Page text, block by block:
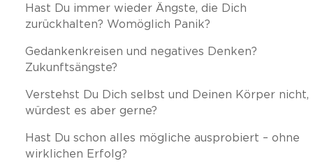
Hast Du immer wieder Ängste, die Dich
zurückhalten? Womöglich Panik?
Gedankenkreisen und negatives Denken?
Zukunftsängste?
Verstehst Du Dich selbst und Deinen Körper nicht,
würdest es aber gerne?
Hast Du schon alles mögliche ausprobiert – ohne
wirklichen Erfolg?